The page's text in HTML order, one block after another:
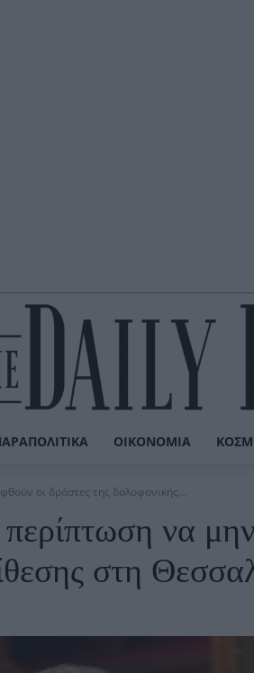
ΟΙΚΟΝΟΜΊΑ
οι δράστες της δολοφονικής...
να
στη